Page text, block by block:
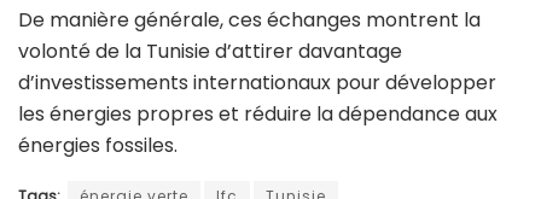
De manière générale, ces échanges montrent la
volonté de la Tunisie d’attirer davantage
d’investissements internationaux pour développer
les énergies propres et réduire la dépendance aux
énergies fossiles.